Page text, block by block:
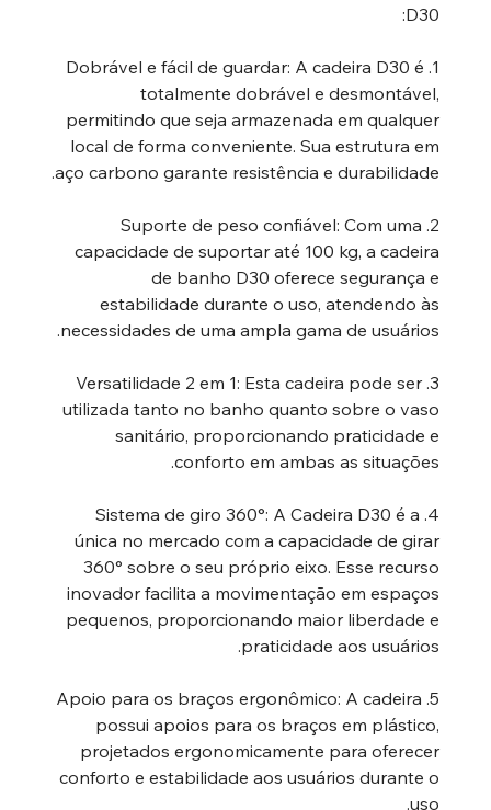
D30:
1. Dobrável e fácil de guardar: A cadeira D30 é
totalmente dobrável e desmontável,
permitindo que seja armazenada em qualquer
local de forma conveniente. Sua estrutura em
aço carbono garante resistência e durabilidade.
2. Suporte de peso confiável: Com uma
capacidade de suportar até 100 kg, a cadeira
de banho D30 oferece segurança e
estabilidade durante o uso, atendendo às
necessidades de uma ampla gama de usuários.
3. Versatilidade 2 em 1: Esta cadeira pode ser
utilizada tanto no banho quanto sobre o vaso
sanitário, proporcionando praticidade e
conforto em ambas as situações.
4. Sistema de giro 360°: A Cadeira D30 é a
única no mercado com a capacidade de girar
360° sobre o seu próprio eixo. Esse recurso
inovador facilita a movimentação em espaços
pequenos, proporcionando maior liberdade e
praticidade aos usuários.
5. Apoio para os braços ergonômico: A cadeira
possui apoios para os braços em plástico,
projetados ergonomicamente para oferecer
conforto e estabilidade aos usuários durante o
uso.